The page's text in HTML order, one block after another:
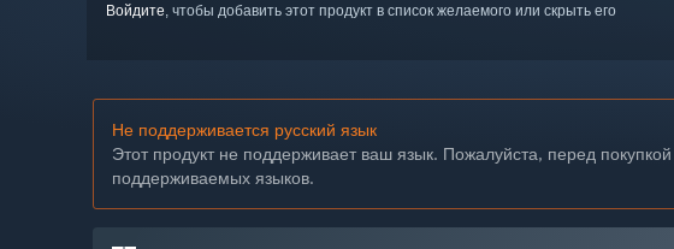
Войдите, чтобы добавить этот продукт в список желаемого или скрыть его
Не поддерживается русский язык
Этот продукт не поддерживает ваш язык. Пожалуйста, перед
поддерживаемых языков.